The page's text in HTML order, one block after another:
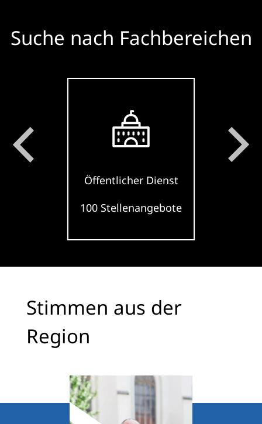
Suche nach Fachbereichen
Öffentlicher Dienst
100 Stellenangebote
Stimmen aus der
Region